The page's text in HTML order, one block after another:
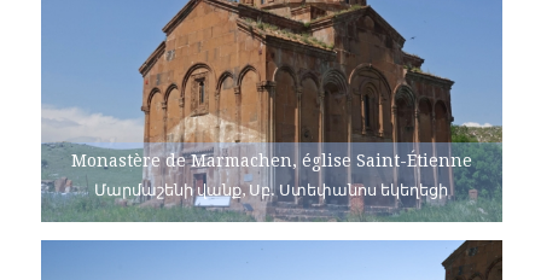
Monastère de Marmachen, église Saint-Étienne
Մարմաշենի վանք, Սբ. Ստեփանոս եկեղեցի